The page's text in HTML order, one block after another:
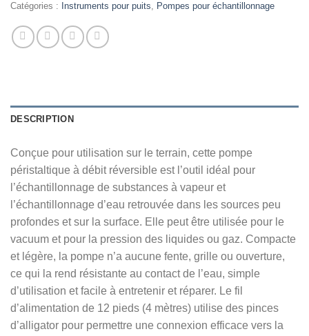
Catégories : Instruments pour puits, Pompes pour échantillonnage
DESCRIPTION
Conçue pour utilisation sur le terrain, cette pompe
péristaltique à débit réversible est l’outil idéal pour
l’échantillonnage de substances à vapeur et
l’échantillonnage d’eau retrouvée dans les sources peu
profondes et sur la surface. Elle peut être utilisée pour le
vacuum et pour la pression des liquides ou gaz. Compacte
et légère, la pompe n’a aucune fente, grille ou ouverture,
ce qui la rend résistante au contact de l’eau, simple
d’utilisation et facile à entretenir et réparer. Le fil
d’alimentation de 12 pieds (4 mètres) utilise des pinces
d’alligator pour permettre une connexion efficace vers la